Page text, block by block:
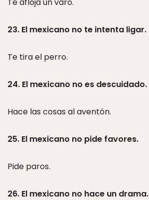
23. El mexicano no te intenta ligar.
Te tira el perro.
24. El mexicano no es descuidado.
Hace las cosas al aventón.
25. El mexicano no pide favores.
Pide paros.
26. El mexicano no hace un drama.